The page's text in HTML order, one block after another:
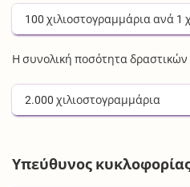
100 χιλιοστογραμμάρια ανά 1
Η συνολική ποσότητα
2.000 χιλιοστογραμμάρια
Υπεύθυνος